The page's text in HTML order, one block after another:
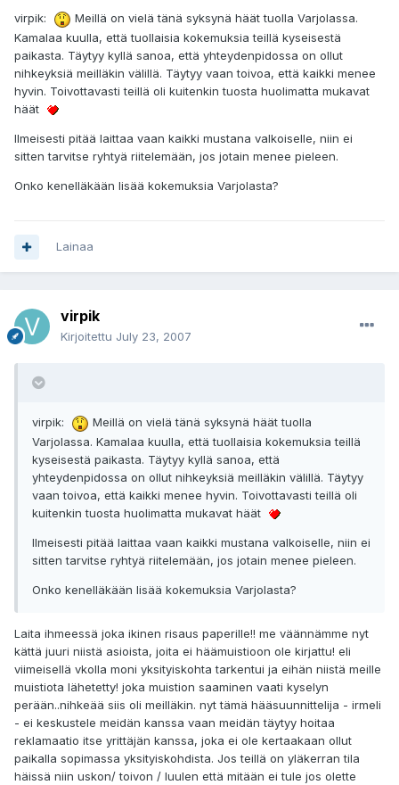
virpik:
Meillä on vielä tänä syksynä häät tuolla Varjolassa.
Kamalaa kuulla, että tuollaisia kokemuksia teillä kyseisestä
paikasta. Täytyy kyllä sanoa, että yhteydenpidossa on ollut
nihkeyksiä meilläkin välillä. Täytyy vaan toivoa, että kaikki menee
hyvin. Toivottavasti teillä oli kuitenkin tuosta huolimatta mukavat
häät
Ilmeisesti pitää laittaa vaan kaikki mustana valkoiselle, niin ei
sitten tarvitse ryhtyä riitelemään, jos jotain menee pieleen.
Onko kenelläkään lisää kokemuksia Varjolasta?
Lainaa
virpik
Kirjoitettu July 23, 2007
virpik:
Meillä on vielä tänä syksynä häät tuolla
Varjolassa. Kamalaa kuulla, että tuollaisia kokemuksia teillä
kyseisestä paikasta. Täytyy kyllä sanoa, että
yhteydenpidossa on ollut nihkeyksiä meilläkin välillä. Täytyy
vaan toivoa, että kaikki menee hyvin. Toivottavasti teillä oli
kuitenkin tuosta huolimatta mukavat häät
Ilmeisesti pitää laittaa vaan kaikki mustana valkoiselle, niin ei
sitten tarvitse ryhtyä riitelemään, jos jotain menee pieleen.
Onko kenelläkään lisää kokemuksia Varjolasta?
Laita ihmeessä joka ikinen risaus paperille!! me väännämme nyt
kättä juuri niistä asioista, joita ei häämuistioon ole kirjattu! eli
viimeisellä vkolla moni yksityiskohta tarkentui ja eihän niistä meille
muistiota lähetetty! joka muistion saaminen vaati kyselyn
perään..nihkeää siis oli meilläkin. nyt tämä hääsuunnittelija - irmeli
- ei keskustele meidän kanssa vaan meidän täytyy hoitaa
reklamaatio itse yrittäjän kanssa, joka ei ole kertaakaan ollut
paikalla sopimassa yksityiskohdista. Jos teillä on yläkerran tila
häissä niin uskon/ toivon / luulen että mitään ei tule jos olette